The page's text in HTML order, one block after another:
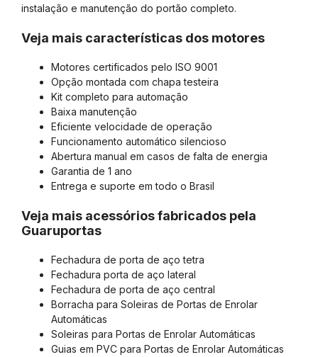
instalação e manutenção do portão completo.
Veja mais características dos motores
Motores certificados pelo ISO 9001
Opção montada com chapa testeira
Kit completo para automação
Baixa manutenção
Eficiente velocidade de operação
Funcionamento automático silencioso
Abertura manual em casos de falta de energia
Garantia de 1 ano
Entrega e suporte em todo o Brasil
Veja mais acessórios fabricados pela
Guaruportas
Fechadura de porta de aço tetra
Fechadura porta de aço lateral
Fechadura de porta de aço central
Borracha para Soleiras de Portas de Enrolar
Automáticas
Soleiras para Portas de Enrolar Automáticas
Guias em PVC para Portas de Enrolar Automáticas